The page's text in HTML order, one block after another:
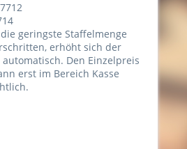
geringste Staffelmenge
erhöht sich der
automatisch. Den Einzelpreis
erst im Bereich Kasse